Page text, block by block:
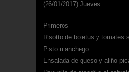
(26/01/2017) Jueves
Primeros
Risotto de boletus y tomates
Pisto manchego
Ensalada de queso y aliño